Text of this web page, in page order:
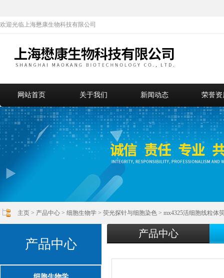
欢迎光临上海懋康生物科技有限公司
网站首页 关于我们 新闻动态 荣誉资
主页 > 产品中心 > 细胞生物学 > 荧光探针与细胞染色 > mx4325活细胞线粒体
产品中心
产品中心